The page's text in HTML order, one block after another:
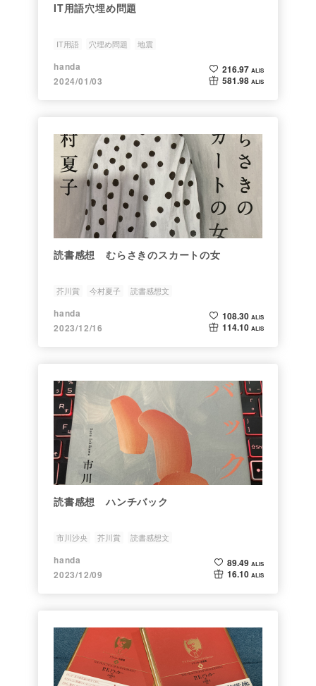
IT用語穴埋め問題
IT用語 穴埋め問題 地震
handa
2024/01/03
216.97 ALIS
581.98 ALIS
読書感想 むらさきのスカートの女
芥川賞 今村夏子 読書感想文
handa
2023/12/16
108.30 ALIS
114.10 ALIS
読書感想 ハンチバック
市川沙央 芥川賞 読書感想文
handa
2023/12/09
89.49 ALIS
16.10 ALIS